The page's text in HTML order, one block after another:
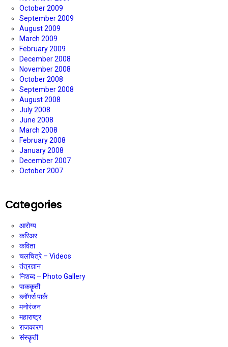
October 2009
September 2009
August 2009
March 2009
February 2009
December 2008
November 2008
October 2008
September 2008
August 2008
July 2008
June 2008
March 2008
February 2008
January 2008
December 2007
October 2007
Categories
आरोग्य
करिअर
कविता
चलचित्रे – Videos
तंत्रज्ञान
निशब्द – Photo Gallery
पाककॄती
ब्लॉगर्स पार्क
मनोरंजन
महाराष्ट्र
राजकारण
संस्कॄती